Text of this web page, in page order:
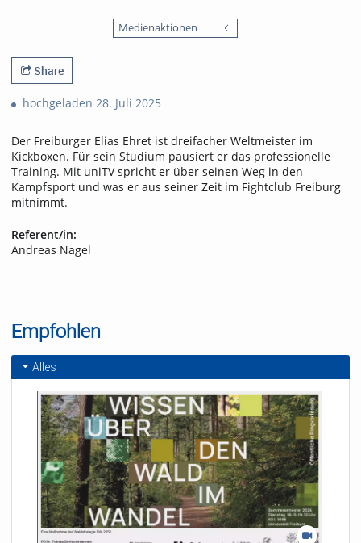
Medienaktionen
Share
hochgeladen 28. Juli 2025
Der Freiburger Elias Ehret ist dreifacher Weltmeister im
Kickboxen. Für sein Studium pausiert er das professionelle
Training. Mit uniTV spricht er über seinen Weg in den
Kampfsport und was er aus seiner Zeit im Fightclub Freiburg
mitnimmt.
Referent/in:
Andreas Nagel
Empfohlen
Alles